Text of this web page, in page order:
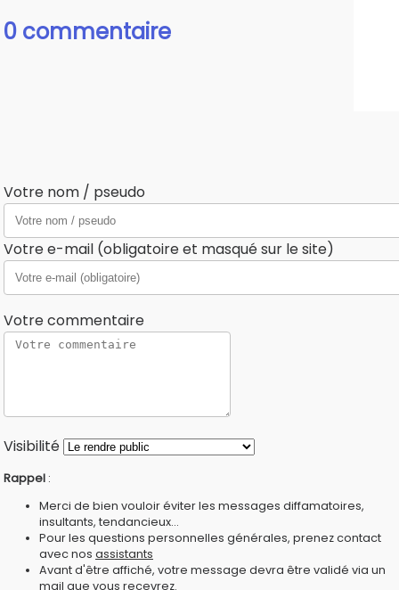
0 commentaire
Votre nom / pseudo
Votre e-mail (obligatoire et masqué sur le site)
Votre commentaire
Visibilité
Rappel :
Merci de bien vouloir éviter les messages diffamatoires,
insultants, tendancieux...
Pour les questions personnelles générales, prenez contact
avec nos assistants
Avant d'être affiché, votre message devra être validé via un
mail que vous recevrez.